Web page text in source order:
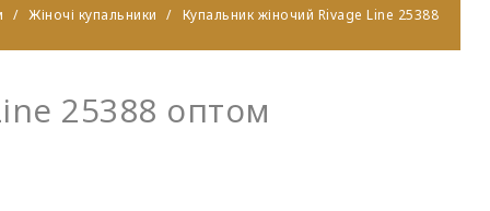
Жіночі купальники Купальник жіночий Rivage Line 25388
25388 оптом